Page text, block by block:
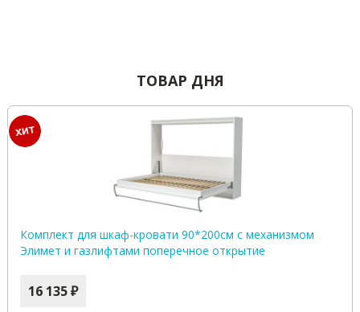
ТОВАР ДНЯ
Комплект для шкаф-кровати 90*200см с механизмом
Элимет и газлифтами поперечное открытие
16 135 ₽